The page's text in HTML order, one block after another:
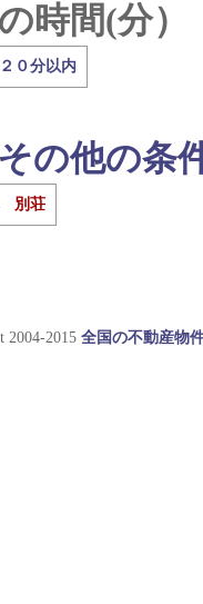
時間(分）
２０分以内
その他の条
別荘
2004-2015 全国の不動産物